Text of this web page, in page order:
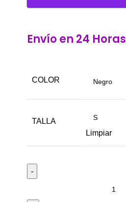
Envío en 24 Horas
COLOR
TALLA
Limpiar